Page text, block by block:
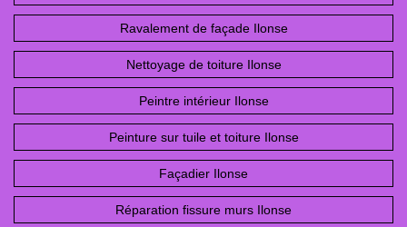
Ravalement de façade Ilonse
Nettoyage de toiture Ilonse
Peintre intérieur Ilonse
Peinture sur tuile et toiture Ilonse
Façadier Ilonse
Réparation fissure murs Ilonse